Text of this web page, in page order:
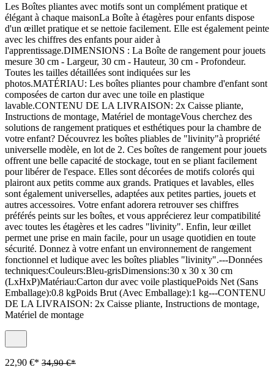
Les Boîtes pliantes avec motifs sont un complément pratique et
élégant à chaque maisonLa Boîte à étagères pour enfants dispose
d'un œillet pratique et se nettoie facilement. Elle est également peinte
avec les chiffres des enfants pour aider à
l'apprentissage.DIMENSIONS : La Boîte de rangement pour jouets
mesure 30 cm - Largeur, 30 cm - Hauteur, 30 cm - Profondeur.
Toutes les tailles détaillées sont indiquées sur les
photos.MATÉRIAU: Les boîtes pliantes pour chambre d'enfant sont
composées de carton dur avec une toile en plastique
lavable.CONTENU DE LA LIVRAISON: 2x Caisse pliante,
Instructions de montage, Matériel de montageVous cherchez des
solutions de rangement pratiques et esthétiques pour la chambre de
votre enfant? Découvrez les boîtes pliables de "livinity"à propriété
universelle modèle, en lot de 2. Ces boîtes de rangement pour jouets
offrent une belle capacité de stockage, tout en se pliant facilement
pour libérer de l'espace. Elles sont décorées de motifs colorés qui
plairont aux petits comme aux grands. Pratiques et lavables, elles
sont également universelles, adaptées aux petites parties, jouets et
autres accessoires. Votre enfant adorera retrouver ses chiffres
préférés peints sur les boîtes, et vous apprécierez leur compatibilité
avec toutes les étagères et les cadres "livinity". Enfin, leur œillet
permet une prise en main facile, pour un usage quotidien en toute
sécurité. Donnez à votre enfant un environnement de rangement
fonctionnel et ludique avec les boîtes pliables "livinity".---Données
techniques:Couleurs:Bleu-grisDimensions:30 x 30 x 30 cm
(LxHxP)Matériau:Carton dur avec voile plastiquePoids Net (Sans
Emballage):0.8 kgPoids Brut (Avec Emballage):1 kg---CONTENU
DE LA LIVRAISON: 2x Caisse pliante, Instructions de montage,
Matériel de montage
22,90 €* 34,90 €*